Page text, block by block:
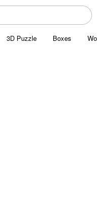
3D Puzzle Boxes